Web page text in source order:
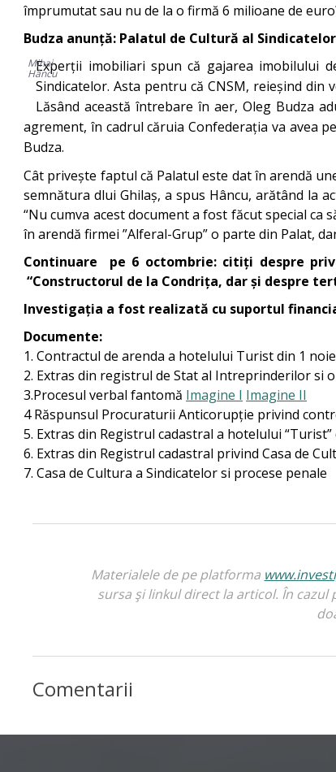
împrumutat sau nu de la o firmă 6 milioane de
Budza anunță: Palatul de Cultură al
Mihai
Hâncu
Experții imobiliari spun că gajarea imobilului
Sindicatelor. Asta pentru că CNSM, reieșind
Lăsând această întrebare în aer, Oleg Budza
agrement, în cadrul căruia Confederația va avea
Budza.
Cât privește faptul că Palatul este dat în arendă
semnătura dlui Ghilaș, a spus Hâncu, arătând la
“Nu cumva acest document a fost făcut special ca
în arendă firmei ”Alferal-Grup” o parte din Palat,
Continuare pe 6 octombrie: citiți despre
“Constructorul de la Condrița, dar și despre
Investigația a fost realizată cu suportul
Documente:
1. Contractul de arenda a hotelului Turist din 1
2. Extras din registrul de Stat al Intreprinderilor si
3.Procesul verbal fantomă Imagine I Imagine II
4 Răspunsul Procuraturii Anticorupție privind
5. Extras din Registrul cadastral a hotelului
6. Extras din Registrul cadastral privind Casa de
7. Casa de Cultura a Sindicatelor si procese penale
Materialele de pe platforma
sursa şi linkul direct la articol. În
Comentarii